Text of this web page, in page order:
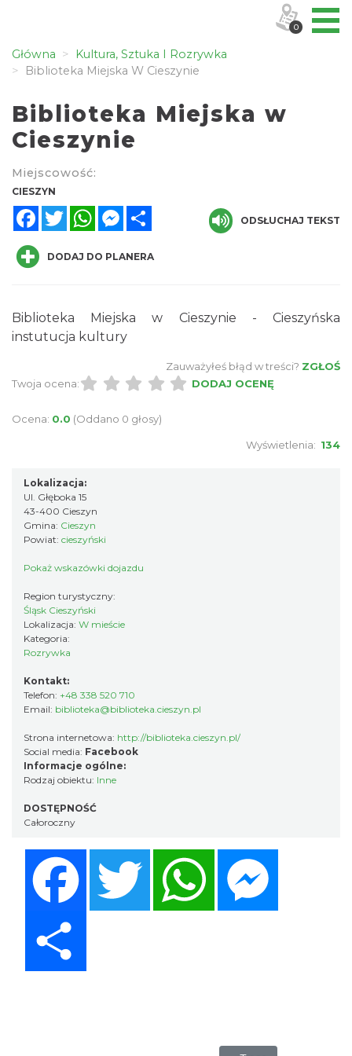
Główna
Kultura, Sztuka I Rozrywka
Biblioteka Miejska W Cieszynie
Biblioteka Miejska w
Cieszynie
Miejscowość:
CIESZYN
FacebookTwitterWhatsAppMessenger
ODSŁUCHAJ TEKST
DODAJ DO PLANERA
Biblioteka Miejska w Cieszynie - Cieszyńska
instutucja kultury
Zauważyłeś błąd w treści? ZGŁOŚ
Twoja ocena:
DODAJ OCENĘ
Ocena: 0.0 (Oddano 0 głosy)
Wyświetlenia: 134
Lokalizacja:
Ul. Głęboka 15
43-400 Cieszyn
Gmina: Cieszyn
Powiat: cieszyński
Pokaż wskazówki dojazdu
Region turystyczny:
Śląsk Cieszyński
Lokalizacja: W mieście
Kategoria:
Rozrywka
Kontakt:
Telefon: +48 338 520 710
Email: biblioteka@biblioteka.cieszyn.pl
Strona internetowa: http://biblioteka.cieszyn.pl/
Social media: Facebook
Informacje ogólne:
Rodzaj obiektu: Inne
DOSTĘPNOŚĆ
Całoroczny
Twitter WhatsApp
0